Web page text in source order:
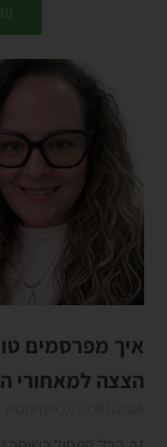
איך מפרסמים
הצצה למאחורי